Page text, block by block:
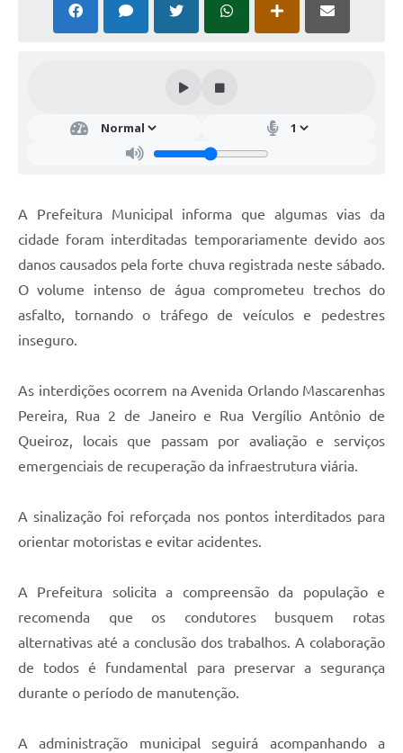
A Prefeitura Municipal informa que algumas vias da
cidade foram interditadas temporariamente devido aos
danos causados pela forte chuva registrada neste sábado.
O volume intenso de água comprometeu trechos do
asfalto, tornando o tráfego de veículos e pedestres
inseguro.
As interdições ocorrem na Avenida Orlando Mascarenhas
Pereira, Rua 2 de Janeiro e Rua Vergílio Antônio de
Queiroz, locais que passam por avaliação e serviços
emergenciais de recuperação da infraestrutura viária.
A sinalização foi reforçada nos pontos interditados para
orientar motoristas e evitar acidentes.
A Prefeitura solicita a compreensão da população e
recomenda que os condutores busquem rotas
alternativas até a conclusão dos trabalhos. A colaboração
de todos é fundamental para preservar a segurança
durante o período de manutenção.
A administração municipal seguirá acompanhando a